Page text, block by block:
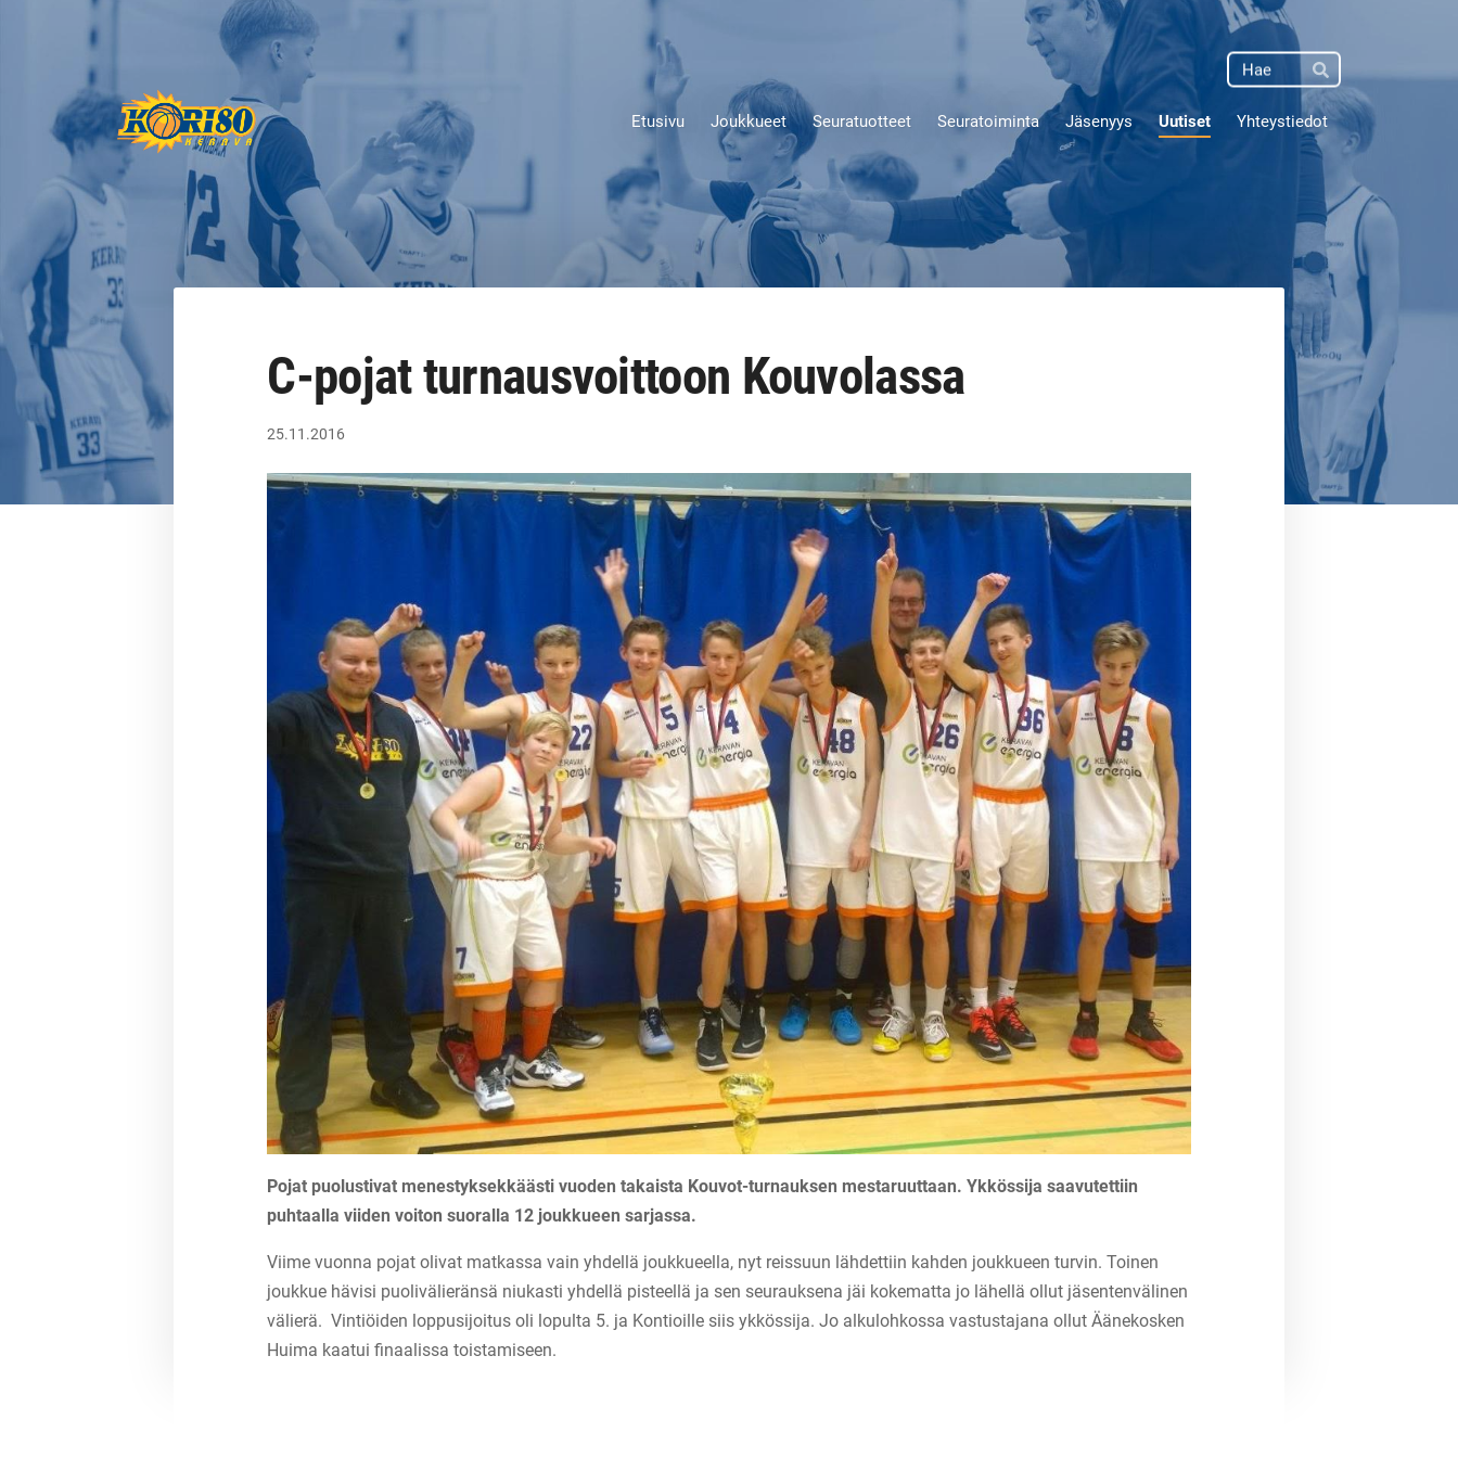
Haku
Hae
Keravan Kori-80 ry Etusivu Joukkueet Seuratuotteet Seuratoiminta Jäsenyys Uutiset Yhteystiedot
C-pojat turnausvoittoon Kouvolassa
25.11.2016
Pojat puolustivat menestyksekkäästi vuoden takaista Kouvot-turnauksen mestaruuttaan. Ykkössija saavutettiin
puhtaalla viiden voiton suoralla 12 joukkueen sarjassa.
Viime vuonna pojat olivat matkassa vain yhdellä joukkueella, nyt reissuun lähdettiin kahden joukkueen turvin. Toinen
joukkue hävisi puolivälieränsä niukasti yhdellä pisteellä ja sen seurauksena jäi kokematta jo lähellä ollut jäsentenvälinen
välierä. Vintiöiden loppusijoitus oli lopulta 5. ja Kontioille siis ykkössija. Jo alkulohkossa vastustajana ollut Äänekosken
Huima kaatui finaalissa toistamiseen.